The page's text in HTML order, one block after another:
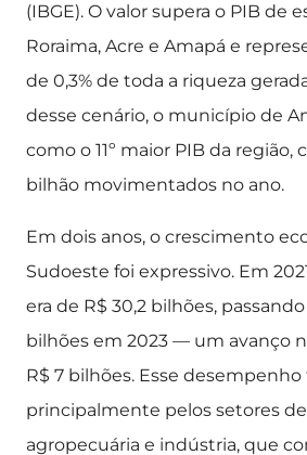
(IBGE). O valor supera o PIB de
Roraima, Acre e Amapá e
de 0,3% de toda a riqueza
desse cenário, o município de
como o 11º maior PIB da região,
bilhão movimentados no ano.
Em dois anos, o crescimento
Sudoeste foi expressivo. Em
era de R$ 30,2 bilhões, passando
bilhões em 2023 — um avanço
R$ 7 bilhões. Esse
principalmente pelos setores de
agropecuária e indústria, que